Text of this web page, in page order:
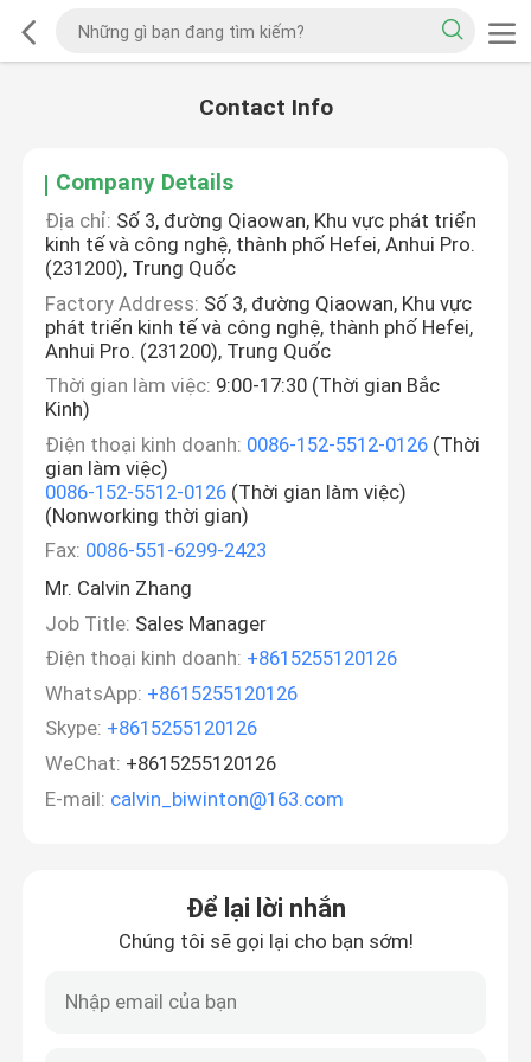
Contact Info
Company Details
Địa chỉ: Số 3, đường Qiaowan, Khu vực phát triển
kinh tế và công nghệ, thành phố Hefei, Anhui Pro.
(231200), Trung Quốc
Factory Address: Số 3, đường Qiaowan, Khu vực
phát triển kinh tế và công nghệ, thành phố Hefei,
Anhui Pro. (231200), Trung Quốc
Thời gian làm việc: 9:00-17:30 (Thời gian Bắc
Kinh)
Điện thoại kinh doanh: 0086-152-5512-0126 (Thời
gian làm việc)
0086-152-5512-0126 (Thời gian làm việc)
(Nonworking thời gian)
Fax: 0086-551-6299-2423
Mr. Calvin Zhang
Job Title: Sales Manager
Điện thoại kinh doanh: +8615255120126
WhatsApp: +8615255120126
Skype: +8615255120126
WeChat: +8615255120126
E-mail: calvin_biwinton@163.com
Để lại lời nhắn
Chúng tôi sẽ gọi lại cho bạn sớm!